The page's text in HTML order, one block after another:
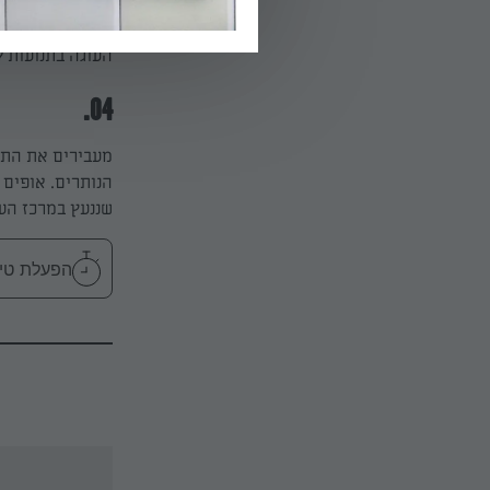
מכמות פירורי
העוגה בתנועות
04.
מעבירים את
שננעץ במרכז
הפעלת טיימר